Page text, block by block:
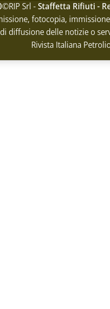
©RIP Srl -Staffetta Rifiuti -
fotocopia,
diffusione delle notizie o
Rivista Italiana